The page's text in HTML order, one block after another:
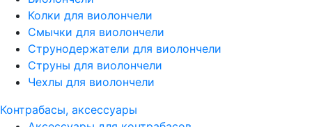
Колки для виолончели
Смычки для виолончели
Струнодержатели для виолончели
Струны для виолончели
Чехлы для виолончели
Контрабасы, аксессуары